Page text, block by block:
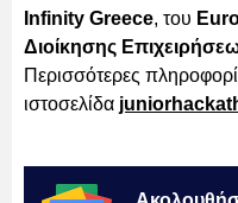
Infinity Greece, του
Διοίκησης
Περισσότερες
ιστοσελίδα